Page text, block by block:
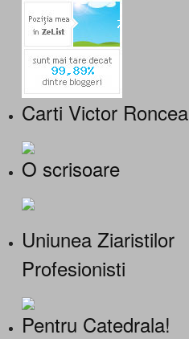
Carti Victor Roncea
O scrisoare
Uniunea Ziaristilor
Profesionisti
Pentru Catedrala!